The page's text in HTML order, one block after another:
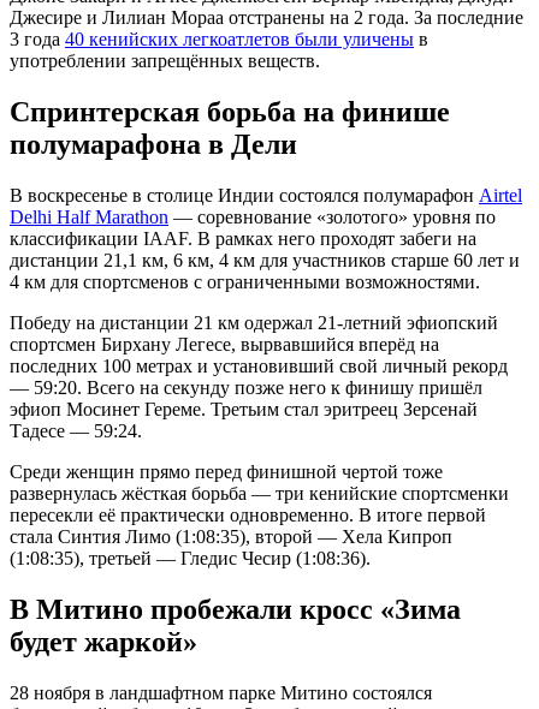
Джесире и Лилиан Мораа отстранены на 2 года. За последние
3 года 40 кенийских легкоатлетов были уличены в
употреблении запрещённых веществ.
Спринтерская борьба на финише
полумарафона в Дели
В воскресенье в столице Индии состоялся полумарафон Airtel
Delhi Half Marathon — соревнование «золотого» уровня по
классификации IAAF. В рамках него проходят забеги на
дистанции 21,1 км, 6 км, 4 км для участников старше 60 лет и
4 км для спортсменов с ограниченными возможностями.
Победу на дистанции 21 км одержал 21-летний эфиопский
спортсмен Бирхану Легесе, вырвавшийся вперёд на
последних 100 метрах и установивший свой личный рекорд
— 59:20. Всего на секунду позже него к финишу пришёл
эфиоп Мосинет Гереме. Третьим стал эритреец Зерсенай
Тадесе — 59:24.
Среди женщин прямо перед финишной чертой тоже
развернулась жёсткая борьба — три кенийские спортсменки
пересекли её практически одновременно. В итоге первой
стала Синтия Лимо (1:08:35), второй — Хела Кипроп
(1:08:35), третьей — Гледис Чесир (1:08:36).
В Митино пробежали кросс «Зима
будет жаркой»
28 ноября в ландшафтном парке Митино состоялся